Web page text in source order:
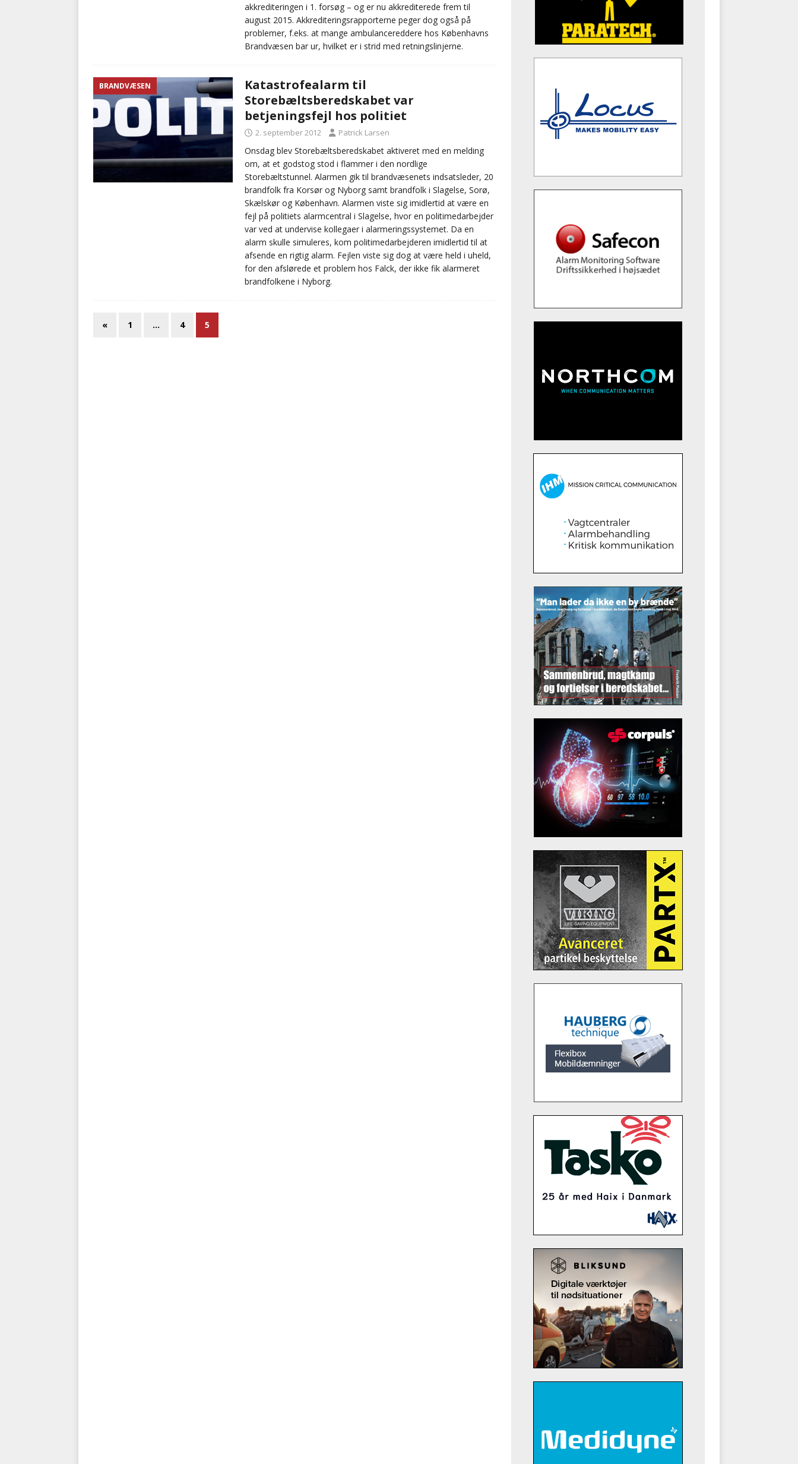
akkrediteringen i 1. forsøg – og er nu akkrediterede frem til
august 2015. Akkrediteringsrapporterne peger dog også på
problemer, f.eks. at mange ambulancereddere hos Københavns
Brandvæsen bar ur, hvilket er i strid med retningslinjerne.
BRANDVÆSEN
Katastrofealarm til
Storebæltsberedskabet var
betjeningsfejl hos politiet
2. september 2012 Patrick Larsen
Onsdag blev Storebæltsberedskabet aktiveret med en melding
om, at et godstog stod i flammer i den nordlige
Storebæltstunnel. Alarmen gik til brandvæsenets indsatsleder, 20
brandfolk fra Korsør og Nyborg samt brandfolk i Slagelse, Sorø,
Skælskør og København. Alarmen viste sig imidlertid at være en
fejl på politiets alarmcentral i Slagelse, hvor en politimedarbejder
var ved at undervise kollegaer i alarmeringssystemet. Da en
alarm skulle simuleres, kom politimedarbejderen imidlertid til at
afsende en rigtig alarm. Fejlen viste sig dog at være held i uheld,
for den afslørede et problem hos Falck, der ikke fik alarmeret
brandfolkene i Nyborg.
« 1 … 4 5